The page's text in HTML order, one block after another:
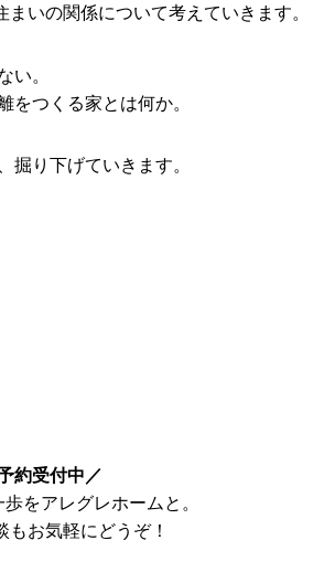
まいの関係について考えていきます。
い。
をつくる家とは何か。
掘り下げていきます。
約受付中／
をアレグレホームと。
もお気軽にどうぞ！